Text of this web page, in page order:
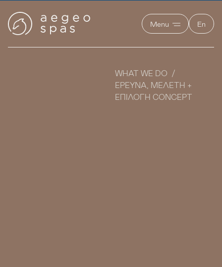
Menu En
WHAT WE DO
ΈΡΕΥΝΑ, ΜΕΛΈΤΗ +
ΕΠΙΛΟΓΉ CONCEPT